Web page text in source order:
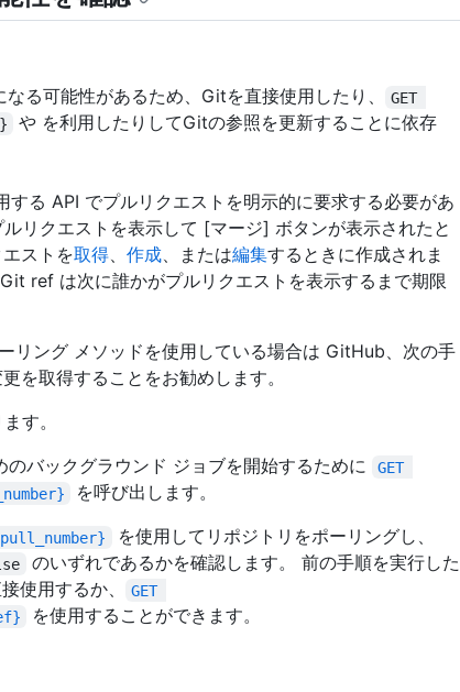
る可能性があるため、Gitを直接使用したり、
GET
や を利用したりしてGitの参照を更新することに依存
する API でプルリクエストを明示的に要求する必要があ
リクエストを表示して [マージ] ボタンが表示されたと
ストを取得、 作成、または編集するときに作成されま
Git ref は次に誰かがプルリクエストを表示するまで期限
リング メソッドを使用している場合は GitHub、次の手
を取得することをお勧めします。
す。
バックグラウンド ジョブを開始するために
GET
を呼び出します。
を使用してリポジトリをポーリングし、
のいずれであるかを確認します。 前の手順を実行した
使用するか、
GET
を使用することができます。